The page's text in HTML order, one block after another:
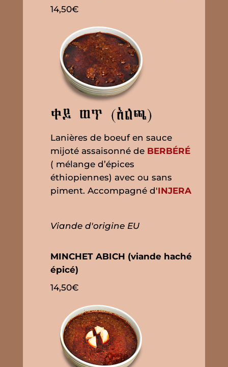
14,50€
Lanières de boeuf en sauce
mijoté assaisonné de BERBÉRÉ
( mélange d’épices
éthiopiennes) avec ou sans
piment. Accompagné d'INJERA
Viande d'origine EU
MINCHET ABICH (viande haché
épicé)
14,50€